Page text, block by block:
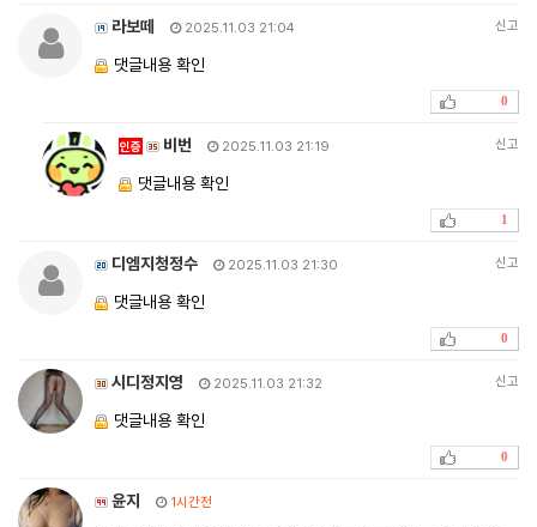
라보떼 2025.11.03 21:04 신고
댓글내용 확인
0
인증 비번 2025.11.03 21:19 신고
댓글내용 확인
1
디엠지청정수 2025.11.03 21:30 신고
댓글내용 확인
0
시디정지영 2025.11.03 21:32 신고
댓글내용 확인
0
윤지 1시간전